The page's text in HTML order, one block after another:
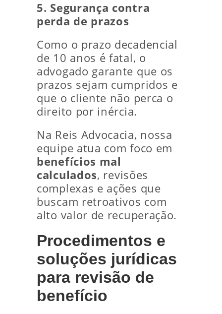
5. Segurança contra
perda de prazos
Como o prazo decadencial
de 10 anos é fatal, o
advogado garante que os
prazos sejam cumpridos e
que o cliente não perca o
direito por inércia.
Na Reis Advocacia, nossa
equipe atua com foco em
benefícios mal
calculados, revisões
complexas e ações que
buscam retroativos com
alto valor de recuperação.
Procedimentos e
soluções jurídicas
para revisão de
benefício